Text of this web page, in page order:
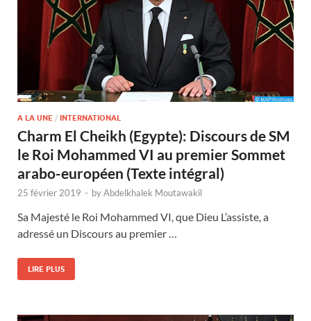
A LA UNE / INTERNATIONAL
Charm El Cheikh (Egypte): Discours de SM
le Roi Mohammed VI au premier Sommet
arabo-européen (Texte intégral)
25 février 2019 - byAbdelkhalek Moutawakil
Sa Majesté le Roi Mohammed VI, que Dieu L’assiste, a
adressé un Discours au premier …
LIRE PLUS